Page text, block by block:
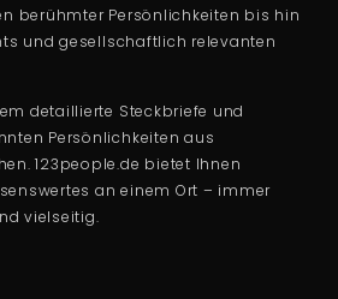
berühmter Persönlichkeiten bis hin
und gesellschaftlich relevanten
detaillierte Steckbriefe und
Persönlichkeiten aus
123people.de bietet Ihnen
an einem Ort – immer
vielseitig.